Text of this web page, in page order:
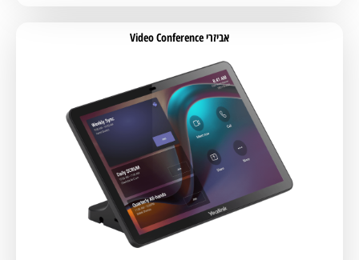
אביזרי Video Conference